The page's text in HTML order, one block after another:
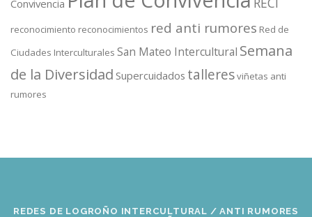
Convivencia
reconocimiento reconocimientos red anti rumores Red de
Ciudades Interculturales San Mateo Intercultural Semana
de la Diversidad Supercuidados talleresviñetas anti
rumores
REDES DE LOGROÑO INTERCULTURAL / ANTI RUMORES